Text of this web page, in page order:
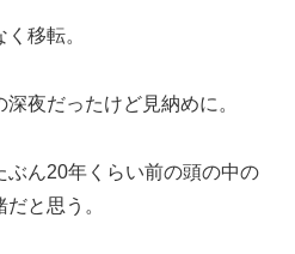
移転。
夜だったけど見納めに。
ぶん20年くらい前の頭の中の
と思う。